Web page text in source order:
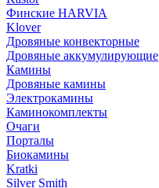
Финские HARVIA
Klover
Дровяные конвекторные
Дровяные аккумулирующие
Камины
Дровяные камины
Электрокамины
Каминокомплекты
Очаги
Порталы
Биокамины
Kratki
Silver Smith